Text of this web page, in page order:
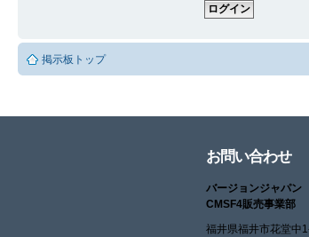
掲示板トップ
お問い合わせ
バージョンジャパン
CMSF4販売事業部
福井県福井市花堂中